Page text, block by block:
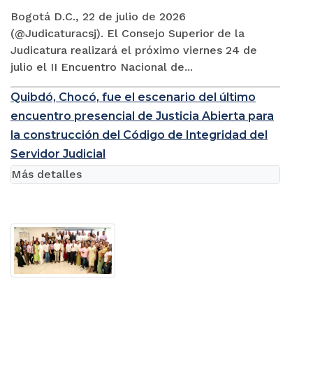
Bogotá D.C., 22 de julio de 2026
(@Judicaturacsj). El Consejo Superior de la
Judicatura realizará el próximo viernes 24 de
julio el II Encuentro Nacional de...
Quibdó, Chocó, fue el escenario del último
encuentro presencial de Justicia Abierta para
la construcción del Código de Integridad del
Servidor Judicial
Más detalles